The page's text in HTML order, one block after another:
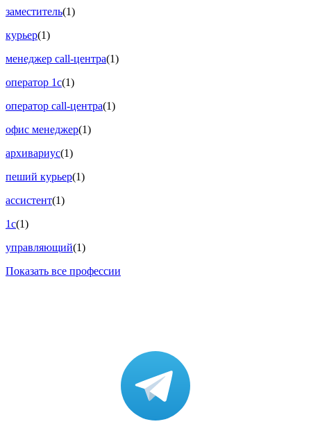
заместитель(1)
курьер(1)
менеджер call-центра(1)
оператор 1с(1)
оператор call-центра(1)
офис менеджер(1)
архивариус(1)
пеший курьер(1)
ассистент(1)
1с(1)
управляющий(1)
Показать все профессии